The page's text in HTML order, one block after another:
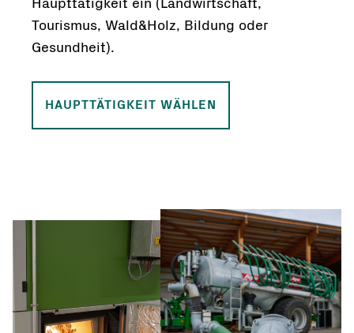
Haupttätigkeit ein (Landwirtschaft,
Tourismus, Wald&Holz, Bildung oder
Gesundheit).
HAUPTTÄTIGKEIT WÄHLEN